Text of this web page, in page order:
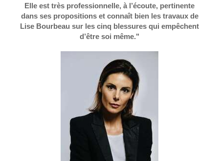
Elle est très professionnelle, à l’écoute, pertinente
dans ses propositions et connaît bien les travaux de
Lise Bourbeau sur les cinq blessures qui empêchent
d’être soi même."